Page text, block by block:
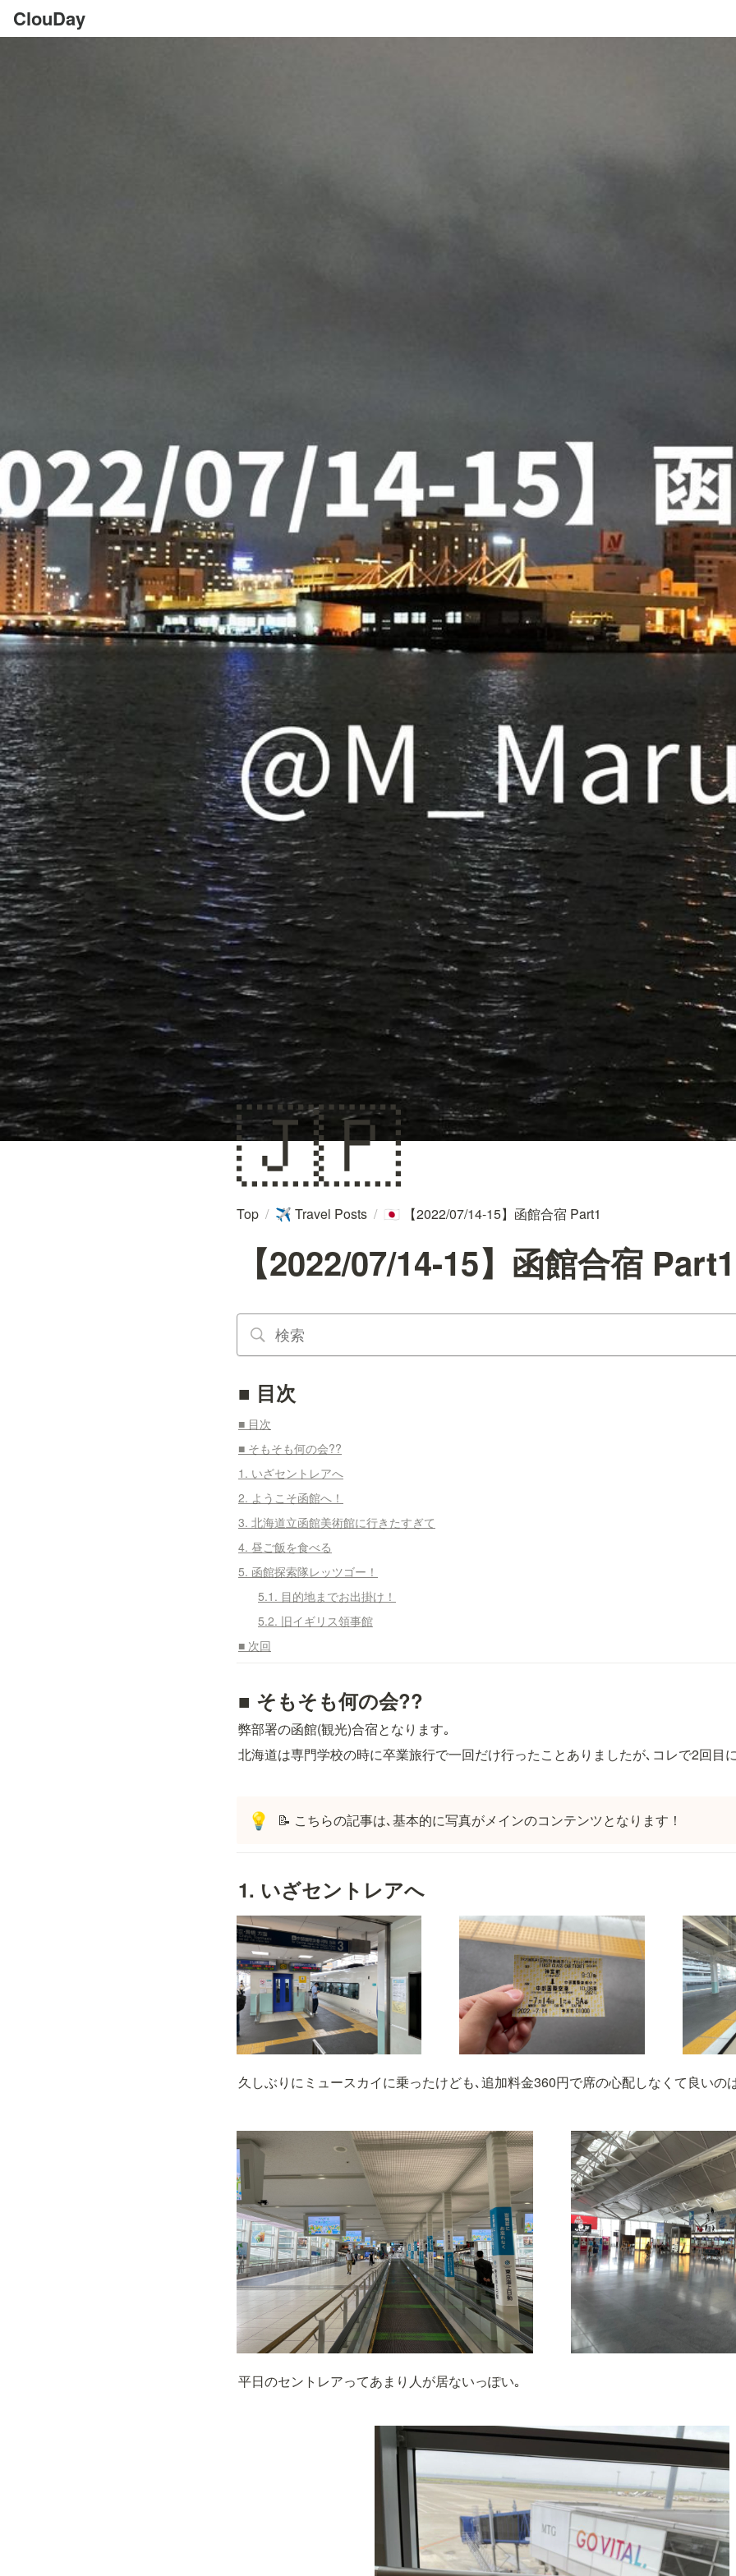
ClouDay
🇯🇵
Top / ✈️ Travel Posts / 🇯🇵 【2022/07/14-15】函館合宿 Part1
【2022/07/14-15】函館合宿 Part1
■ 目次
■ 目次
■ そもそも何の会??
1. いざセントレアへ
2. ようこそ函館へ！
3. 北海道立函館美術館に行きたすぎて
4. 昼ご飯を食べる
5. 函館探索隊レッツゴー！
5.1. 目的地までお出掛け！
5.2. 旧イギリス領事館
■ 次回
■ そもそも何の会??
弊部署の函館(観光)合宿となります｡
北海道は専門学校の時に卒業旅行で一回だけ行ったことありましたが､コレで2回目
💡 📝 こちらの記事は､基本的に写真がメインのコンテンツとなります！
1. いざセントレアへ
久しぶりにミュースカイに乗ったけども､追加料金360円で席の心配しなくて良いの
平日のセントレアってあまり人が居ないっぽい｡